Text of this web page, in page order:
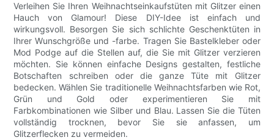
Verleihen Sie Ihren Weihnachtseinkaufstüten mit Glitzer einen
Hauch von Glamour! Diese DIY-Idee ist einfach und
wirkungsvoll. Besorgen Sie sich schlichte Geschenktüten in
Ihrer Wunschgröße und -farbe. Tragen Sie Bastelkleber oder
Mod Podge auf die Stellen auf, die Sie mit Glitzer verzieren
möchten. Sie können einfache Designs gestalten, festliche
Botschaften schreiben oder die ganze Tüte mit Glitzer
bedecken. Wählen Sie traditionelle Weihnachtsfarben wie Rot,
Grün und Gold oder experimentieren Sie mit
Farbkombinationen wie Silber und Blau. Lassen Sie die Tüten
vollständig trocknen, bevor Sie sie anfassen, um
Glitzerflecken zu vermeiden.